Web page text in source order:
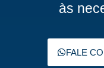
às
FALE